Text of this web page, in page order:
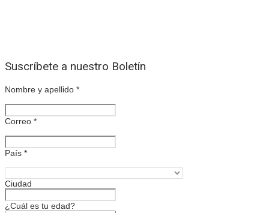
Suscríbete a nuestro Boletín
Nombre y apellido *
Correo *
País *
Ciudad
¿Cuál es tu edad?